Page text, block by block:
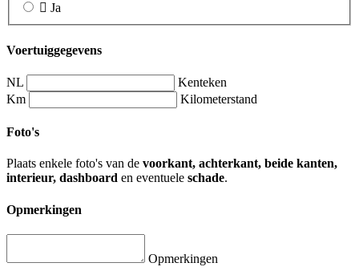
Ja
Voertuiggegevens
NL
Kenteken
Km
Kilometerstand
Foto's
Plaats enkele foto's van de voorkant, achterkant, beide kanten,
interieur, dashboard en eventuele schade.
Opmerkingen
Opmerkingen